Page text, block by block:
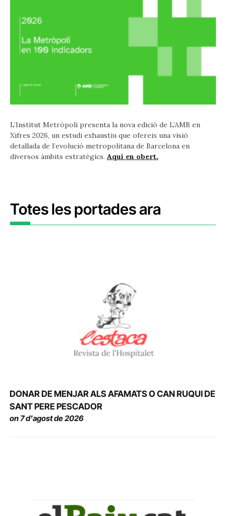
L’Institut Metròpoli presenta la nova edició de L’AMB en
Xifres 2026, un estudi exhaustiu que ofereix una visió
detallada de l’evolució metropolitana de Barcelona en
diversos àmbits estratègics. Aquí en obert.
Totes les portades ara
DONAR DE MENJAR ALS AFAMATS O CAN RUQUI DE
SANT PERE PESCADOR
on 7 d'agost de 2026